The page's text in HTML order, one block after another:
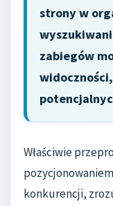
strony w
zabiegów
Właściwie
konkurencji,